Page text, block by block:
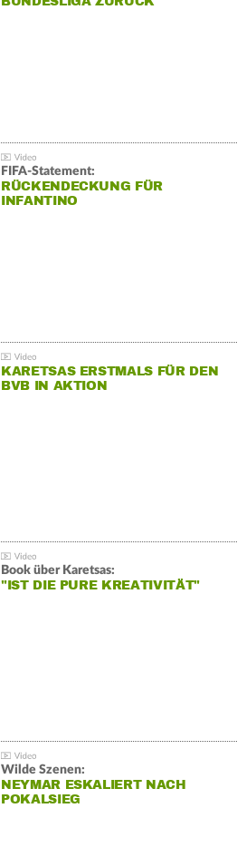
FIFA-Statement:
RÜCKENDECKUNG FÜR
INFANTINO
KARETSAS ERSTMALS FÜR DEN
BVB IN AKTION
Book über Karetsas:
"IST DIE PURE KREATIVITÄT"
Wilde Szenen:
NEYMAR ESKALIERT NACH
POKALSIEG